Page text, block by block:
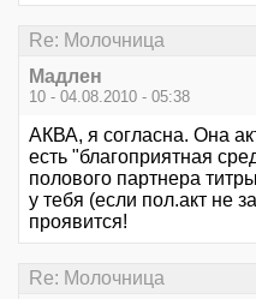
Re: Молочница
Мадлен
10 - 04.08.2010 - 05:38
АКВА, я согласна. Она
есть "благоприятная
полового партнера
у тебя (если пол.акт не
проявится!
Re: Молочница